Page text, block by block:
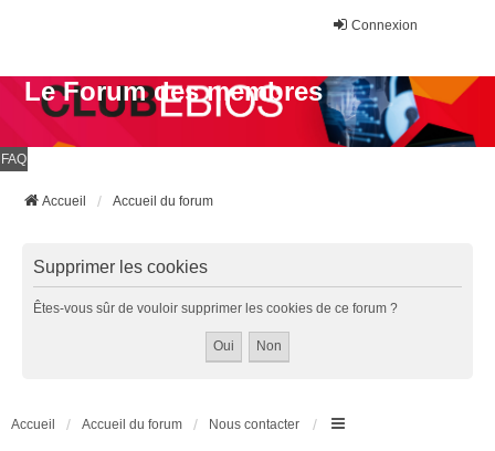
Connexion
Le Forum des membres
FAQ
Accueil Accueil du forum
Supprimer les cookies
Êtes-vous sûr de vouloir supprimer les cookies de ce forum ?
Accueil Accueil du forum Nous contacter